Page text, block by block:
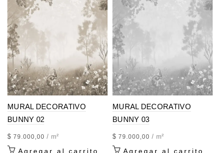
MURAL DECORATIVO
BUNNY 02
$ 79.000,00 / m²
Agregar al carrito
MURAL DECORATIVO
BUNNY 03
$ 79.000,00 / m²
Agregar al carrito